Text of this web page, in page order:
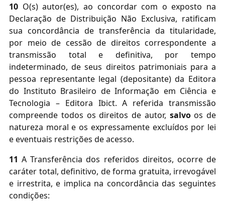
10 O(s) autor(es), ao concordar com o exposto na
Declaração de Distribuição Não Exclusiva, ratificam
sua concordância de transferência da titularidade,
por meio de cessão de direitos correspondente a
transmissão total e definitiva, por tempo
indeterminado, de seus direitos patrimoniais para a
pessoa representante legal (depositante) da Editora
do Instituto Brasileiro de Informação em Ciência e
Tecnologia – Editora Ibict. A referida transmissão
compreende todos os direitos de autor, salvoos de
natureza moral e os expressamente excluídos por lei
e eventuais restrições de acesso.
11 A Transferência dos referidos direitos, ocorre de
caráter total, definitivo, de forma gratuita, irrevogável
e irrestrita, e implica na concordância das seguintes
condições: